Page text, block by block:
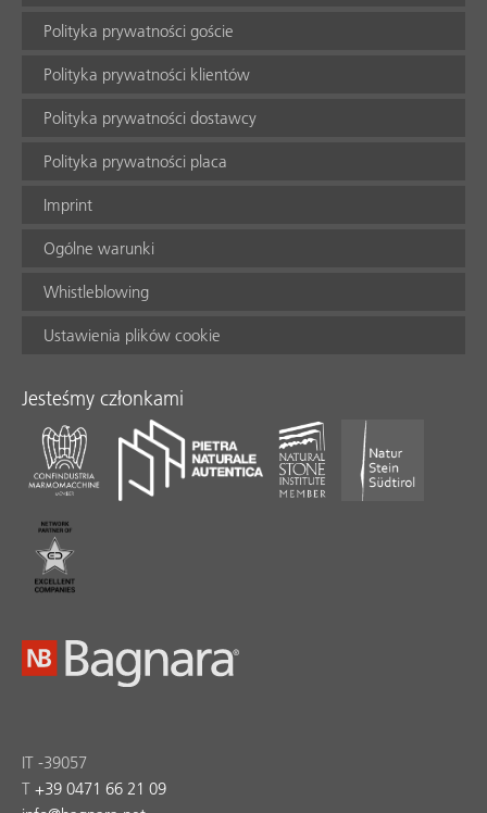
Polityka prywatności goście
Polityka prywatności klientów
Polityka prywatności dostawcy
Polityka prywatności placa
Imprint
Ogólne warunki
Whistleblowing
Ustawienia plików cookie
Jesteśmy członkami
IT -39057
T +39 0471 66 21 09